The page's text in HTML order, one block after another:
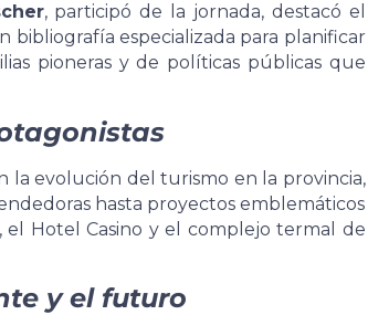
, participó de la jornada, destacó el
bibliografía especializada para planificar
pioneras y de políticas públicas que
la evolución del turismo en la provincia,
hasta proyectos emblemáticos
Hotel Casino y el complejo termal de
y el futuro